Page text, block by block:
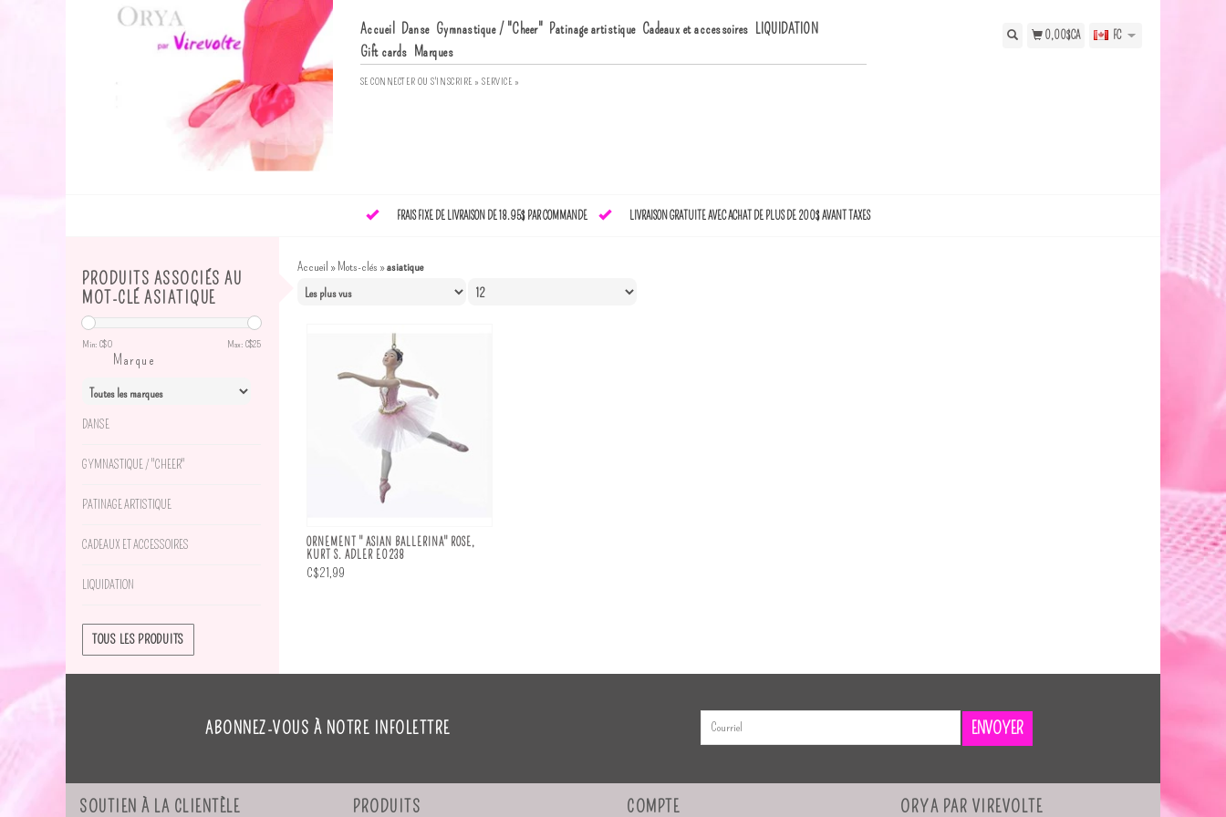
Accueil Danse Gymnastique / "Cheer" Patinage artistique Cadeaux et accessoires LIQUIDATION
Gift cards Marques
SE CONNECTER OUS'INSCRIRE » SERVICE »
0,00$CA FC
FRAIS FIXE DE LIVRAISON DE 18.95$ PAR COMMANDE LIVRAISON GRATUITE AVEC ACHAT DE PLUS DE 200$ AVANT TAXES
PRODUITS ASSOCIÉS AU
MOT-CLÉ ASIATIQUE
Min: C$0 Max: C$25
Marque
DANSE
GYMNASTIQUE / "CHEER"
PATINAGE ARTISTIQUE
CADEAUX ET ACCESSOIRES
LIQUIDATION
TOUS LES PRODUITS
Accueil »Mots-clés »asiatique
ORNEMENT " ASIAN BALLERINA" ROSE,
KURT S. ADLER E0238
C$21,99
ABONNEZ-VOUS À NOTRE INFOLETTRE ENVOYER
SOUTIEN À LA CLIENTÈLE PRODUITS COMPTE ORYA PAR VIREVOLTE